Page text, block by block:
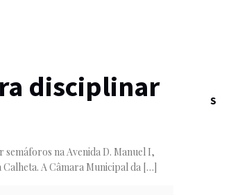
disciplinar
semáforos na Avenida D. Manuel I,
A Câmara Municipal da […]
S